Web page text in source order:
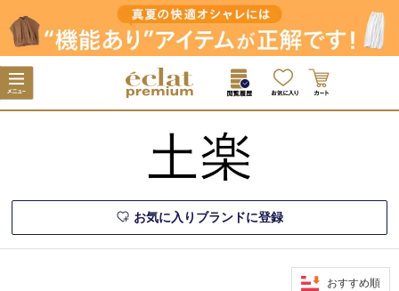
お気に入りブランドに登録
おすすめ順